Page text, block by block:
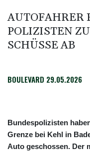
Rechenzentren
AUTOFAHRER
POLIZISTEN
SCHÜSSE AB
BOULEVARD 29.05.2026
Bundespolizisten
Grenze bei Kehl in
Auto geschossen. Der